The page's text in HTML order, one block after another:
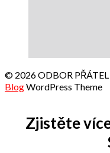
© 2026 ODBOR PŘÁTEL
BlogWordPress Theme
Zjistěte